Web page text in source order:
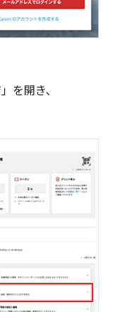
を開き、